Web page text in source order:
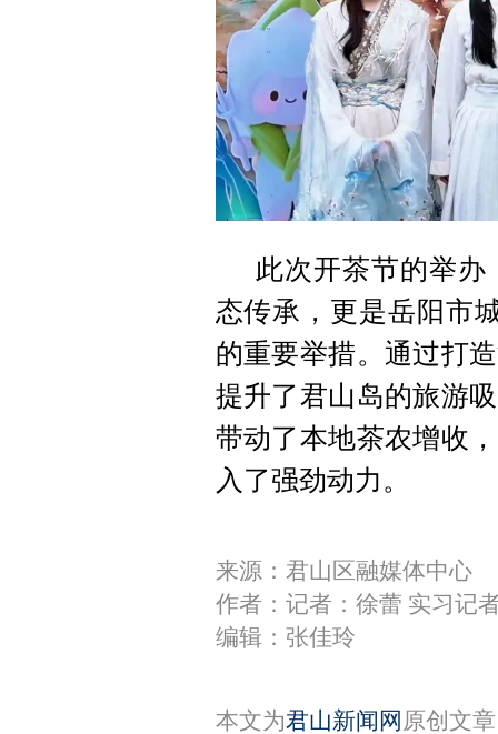
此次开茶节的举
态传承，更是岳阳市
的重要举措。通过打
提升了君山岛的旅游
带动了本地茶农增收
入了强劲动力。
来源：君山区融媒体中心
作者：记者：徐蕾 实习记
编辑：张佳玲
本文为君山新闻网 原创文